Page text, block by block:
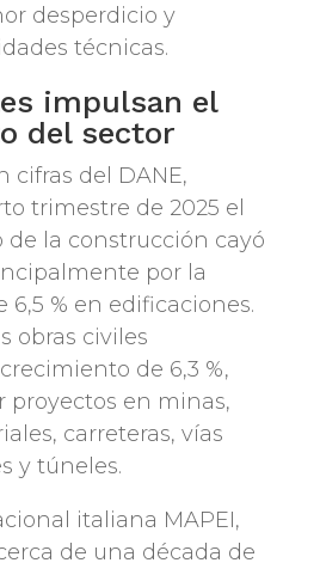
desperdicio y
técnicas.
impulsan el
del sector
cifras del DANE,
trimestre de 2025 el
de la construcción cayó
por la
% en edificaciones.
obras civiles
de 6,3 %,
proyectos en minas,
carreteras, vías
y túneles.
italiana MAPEI,
de una década de